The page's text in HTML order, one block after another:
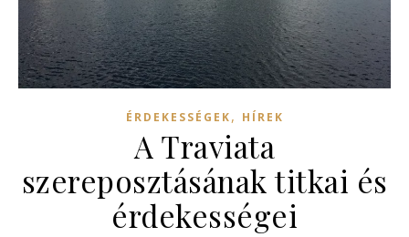
ÉRDEKESSÉGEK, HÍREK
A Traviata
szereposztásának titkai és
érdekességei